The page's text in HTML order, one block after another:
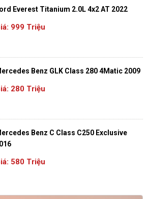
Everest Titanium 2.0L 4x2 AT 2022
999 Triệu
Benz GLK Class 280 4Matic 2009
280 Triệu
Benz C Class C250 Exclusive
580 Triệu